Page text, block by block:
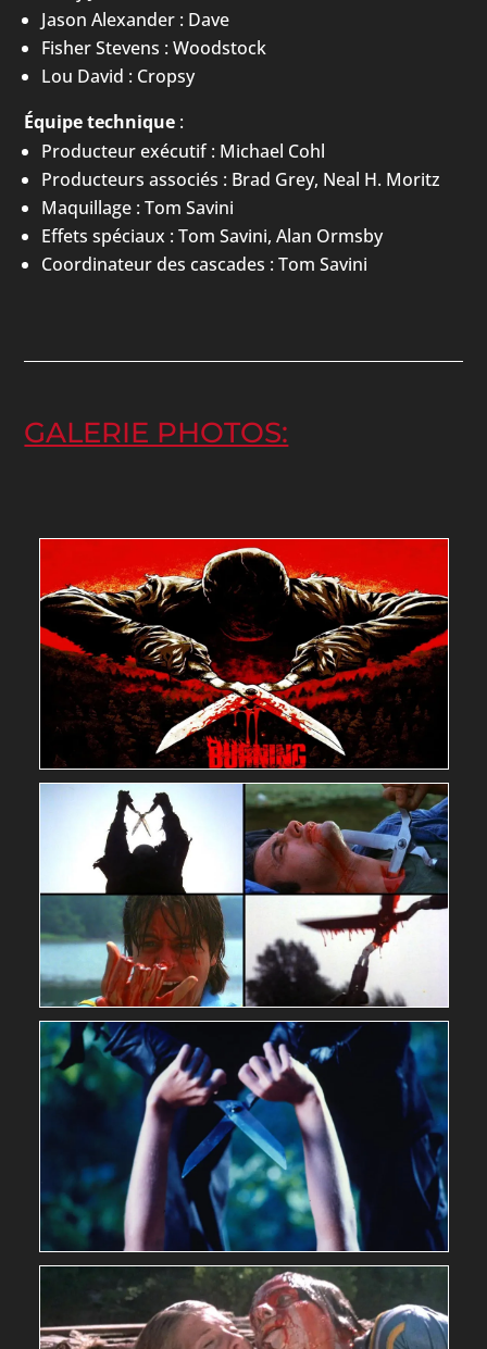
Jason Alexander : Dave
Fisher Stevens : Woodstock
Lou David : Cropsy
Équipe technique :
Producteur exécutif : Michael Cohl
Producteurs associés : Brad Grey, Neal H. Moritz
Maquillage : Tom Savini
Effets spéciaux : Tom Savini, Alan Ormsby
Coordinateur des cascades : Tom Savini
GALERIE PHOTOS: